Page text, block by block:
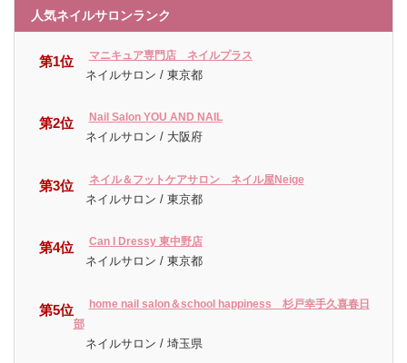
人気ネイルサロンランク
第1位 マニキュア専門店 ネイルプラス
ネイルサロン / 東京都
第2位 Nail Salon YOU AND NAIL
ネイルサロン / 大阪府
第3位 ネイル＆フットケアサロン ネイル屋Neige
ネイルサロン / 東京都
第4位 Can I Dressy 東中野店
ネイルサロン / 東京都
第5位
home nail salon＆school happiness 杉戸幸手久喜春日
部
ネイルサロン / 埼玉県